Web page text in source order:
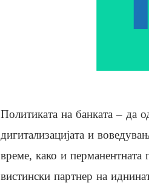
Политиката на банката – да
дигитализацијата и
време, како и перманентната
вистински партнер на